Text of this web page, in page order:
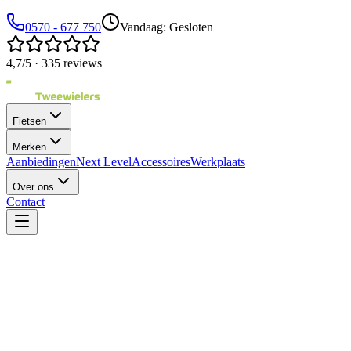
0570 - 677 750 Vandaag: Gesloten
4,7/5 · 335 reviews
Fietsen
Merken
AanbiedingenNext LevelAccessoiresWerkplaats
Over ons
Contact